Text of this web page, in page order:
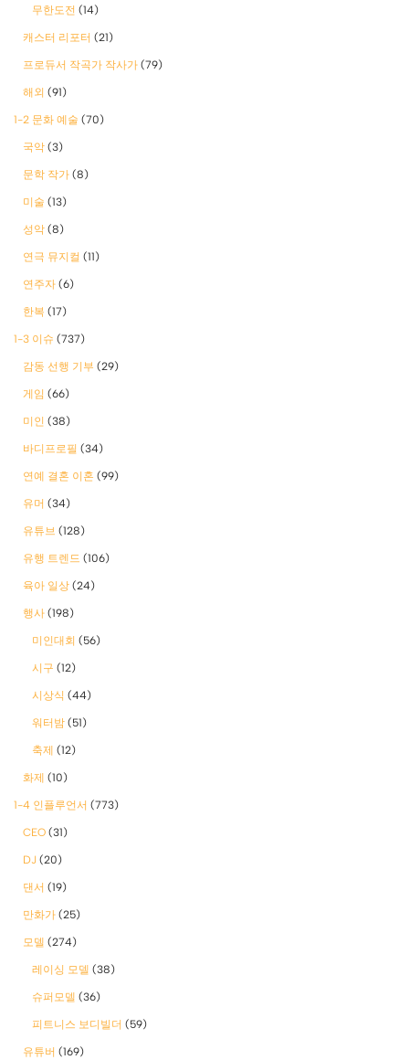
무한도전 (14)
캐스터 리포터 (21)
프로듀서 작곡가 작사가 (79)
해외 (91)
1-2 문화 예술 (70)
국악 (3)
문학 작가 (8)
미술 (13)
성악 (8)
연극 뮤지컬 (11)
연주자 (6)
한복 (17)
1-3 이슈 (737)
감동 선행 기부 (29)
게임 (66)
미인 (38)
바디프로필 (34)
연예 결혼 이혼 (99)
유머 (34)
유튜브 (128)
유행 트렌드 (106)
육아 일상 (24)
행사 (198)
미인대회 (56)
시구 (12)
시상식 (44)
워터밤 (51)
축제 (12)
화제 (10)
1-4 인플루언서 (773)
CEO (31)
DJ (20)
댄서 (19)
만화가 (25)
모델 (274)
레이싱 모델 (38)
슈퍼모델 (36)
피트니스 보디빌더 (59)
유튜버 (169)